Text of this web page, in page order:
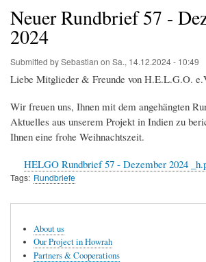
Neuer Rundbrief 57 -
2024
Submitted bySebastian on Sa., 14.12.2024 - 10:49
Liebe Mitglieder & Freunde von H.E.L.G.O.
Wir freuen uns, Ihnen mit dem angehängten
Aktuelles aus unserem Projekt in Indien zu
Ihnen eine frohe Weihnachtszeit.
FileHELGO Rundbrief 57 - Dezember 2024
Tags Rundbriefe
About us
Our Project in Howrah
Partners & Cooperations